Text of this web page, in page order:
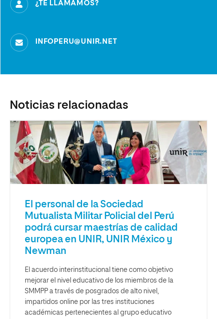
¿TE LLAMAMOS?
INFOPERU@UNIR.NET
Noticias relacionadas
El personal de la Sociedad
Mutualista Militar Policial del Perú
podrá cursar maestrías de calidad
europea en UNIR, UNIR México y
Newman
El acuerdo interinstitucional tiene como objetivo
mejorar el nivel educativo de los miembros de la
SMMPP a través de posgrados de alto nivel,
impartidos online por las tres instituciones
académicas pertenecientes al grupo educativo